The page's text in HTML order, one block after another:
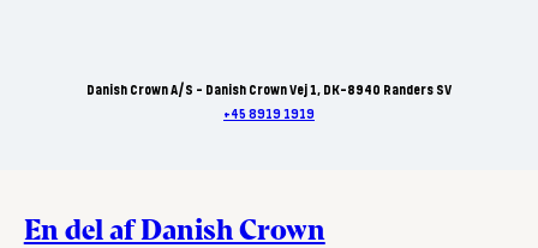
Danish Crown A/S - Danish Crown Vej 1, DK-8940 Randers SV
+45 8919 1919
En del af Danish Crown